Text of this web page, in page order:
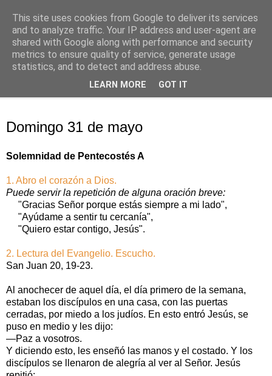
Oración personal
con el Evangelio de cada día
Domingo 31 de mayo
Solemnidad de Pentecostés A
1. Abro el corazón a Dios.
Puede servir la repetición de alguna oración breve:
"Gracias Señor porque estás siempre a mi lado",
"Ayúdame a sentir tu cercanía",
"Quiero estar contigo, Jesús".
2. Lectura del Evangelio. Escucho.
San Juan 20, 19‑23.
Al anochecer de aquel día, el día primero de la semana,
estaban los discípulos en una casa, con las puertas
cerradas, por miedo a los judíos. En esto entró Jesús, se
puso en medio y les dijo:
—Paz a vosotros.
Y diciendo esto, les enseñó las manos y el costado. Y los
discípulos se llenaron de alegría al ver al Señor. Jesús
This site uses cookies from Google to deliver its services
and to analyze traffic. Your IP address and user-agent are
shared with Google along with performance and security
metrics to ensure quality of service, generate usage
statistics, and to detect and address abuse.
LEARN MORE GOT IT